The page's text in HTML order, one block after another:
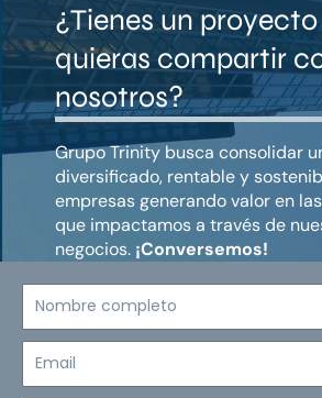
¿Tienes un
quieras compartir
nosotros?
Grupo Trinity busca consolidar
diversificado, rentable y
empresas generando valor en
que impactamos a través de
negocios. ¡Conversemos!